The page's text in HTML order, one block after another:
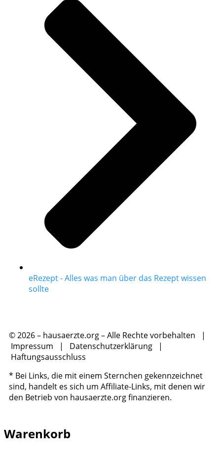
eRezept - Alles was man über das Rezept wissen
sollte
© 2026 – hausaerzte.org – Alle Rechte vorbehalten |
Impressum | Datenschutzerklärung |
Haftungsausschluss
* Bei Links, die mit einem Sternchen gekennzeichnet
sind, handelt es sich um Affiliate-Links, mit denen wir
den Betrieb von hausaerzte.org finanzieren.
Warenkorb